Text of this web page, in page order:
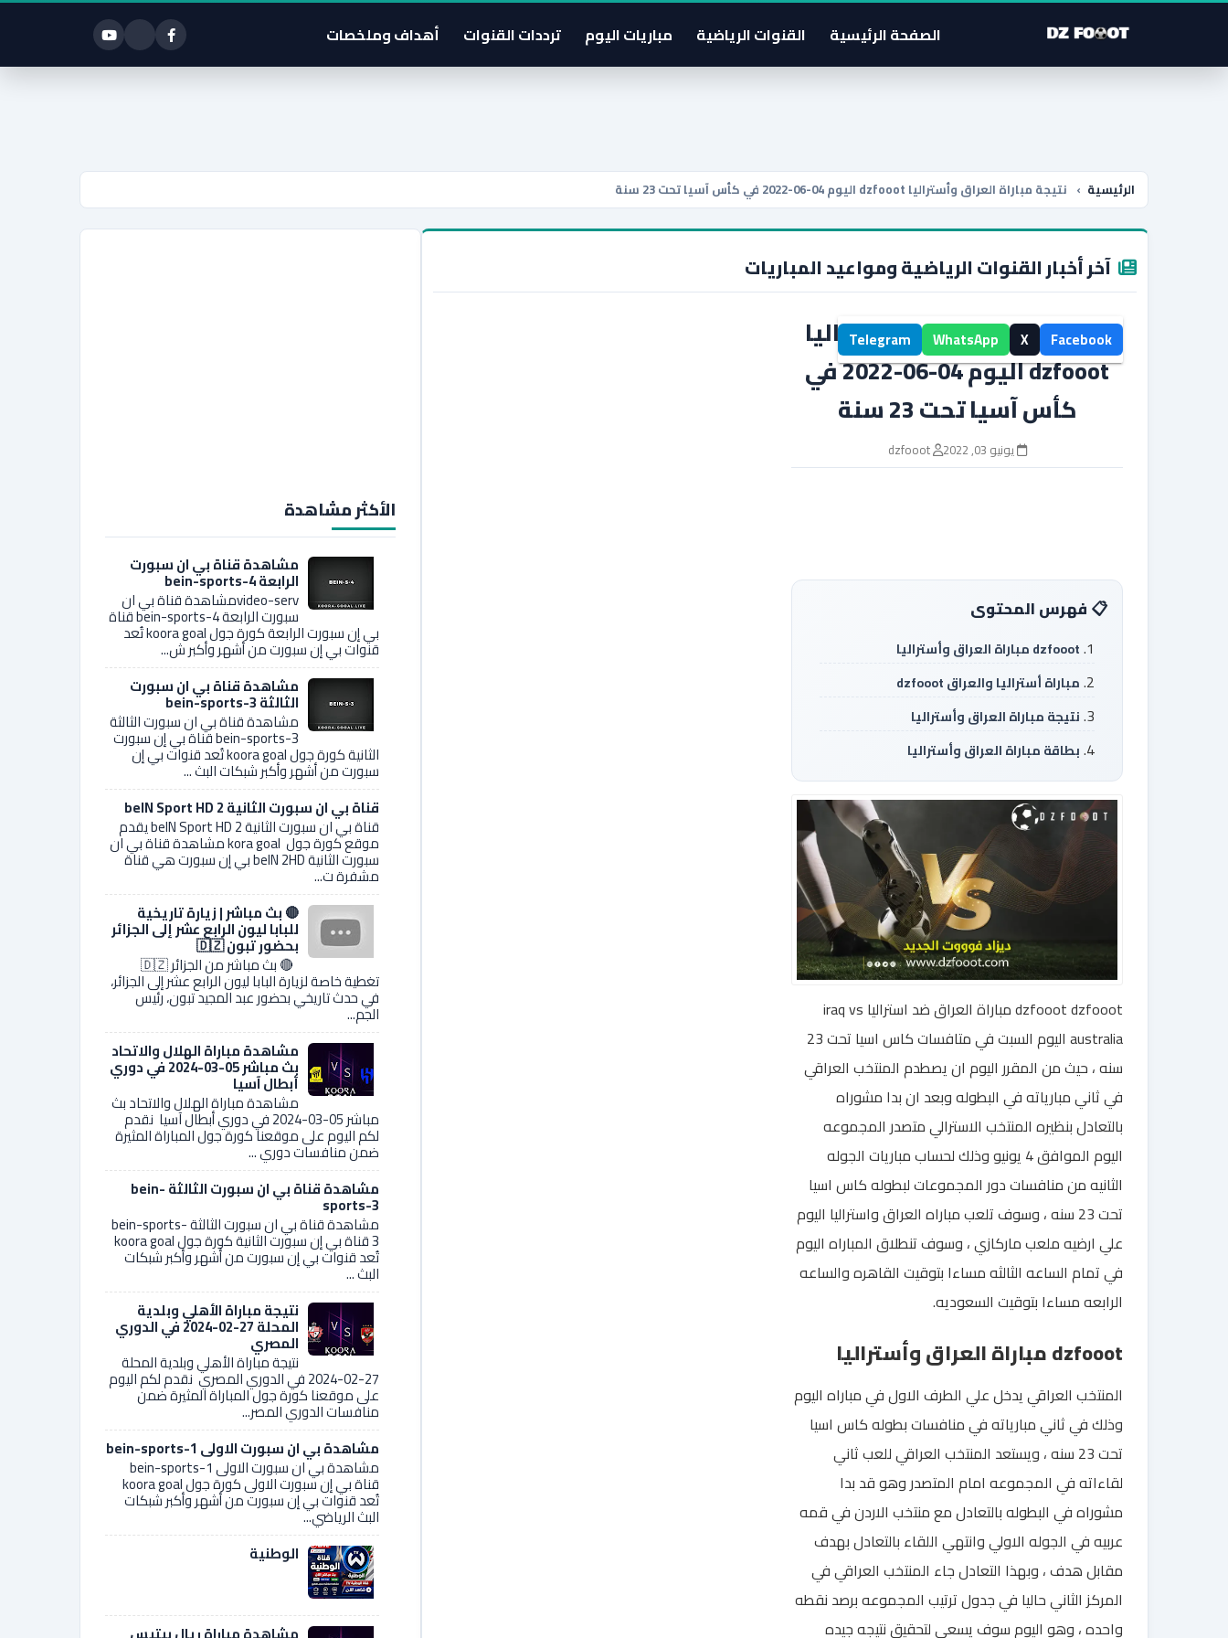
الصفحة الرئيسية القنوات الرياضية مباريات اليوم ترددات القنوات أهداف وملخصات
الرئيسية › نتيجة مباراة العراق وأستراليا dzfooot اليوم 04-06-2022 في كأس آسيا تحت 23 سنة
آخر أخبار القنوات الرياضية ومواعيد المباريات
نتيجة مباراة العراق وأستراليا
dzfooot اليوم 04-06-2022 في
كأس آسيا تحت 23 سنة
يونيو 03, 2022 dzfooot
فهرس المحتوى
dzfooot مباراة العراق وأستراليا
مباراة أستراليا والعراق dzfooot
نتيجة مباراة العراق وأستراليا
بطاقة مباراة العراق وأستراليا
dzfooot dzfooot مباراة العراق ضد استراليا iraq vs
australia اليوم السبت في متافسات كاس اسيا تحت 23
سنه ، حيث من المقرر اليوم ان يصطدم المنتخب العراقي
في ثاني مبارياته في البطوله وبعد ان بدا مشوراه
بالتعادل بنظيره المنتخب الاسترالي متصدر المجموعه
اليوم الموافق 4 يونيو وذلك لحساب مباريات الجوله
الثانيه من منافسات دور المجموعات لبطوله كاس اسيا
تحت 23 سنه ، وسوف تلعب مباراه العراق واستراليا اليوم
علي ارضيه ملعب ماركازي ، وسوف تنطلاق المباراه اليوم
في تمام الساعه الثالثه مساءا بتوقيت القاهره والساعه
الرابعه مساءا بتوقيت السعوديه.
dzfooot مباراة العراق وأستراليا
المنتخب العراقي يدخل علي الطرف الاول في مباراه اليوم
وذلك في ثاني مبارياته في منافسات بطوله كاس اسيا
تحت 23 سنه ، ويستعد المنتخب العراقي للعب ثاني
لقاءاته في المجموعه امام المتصدر وهو قد بدا
مشوراه في البطوله بالتعادل مع منتخب الاردن في قمه
عربيه في الجوله الاولي وانتهي اللقاء بالتعادل بهدف
مقابل هدف ، وبهذا التعادل جاء المنتخب العراقي في
المركز الثاني حاليا في جدول ترتيب المجموعه برصد نقطه
واحده ، وهو اليوم سوف يسعي لتحقيق نتيجه جيده
Facebook
X
WhatsApp
Telegram
الأكثر مشاهدة
مشاهدة قناة بي ان سبورت
الرابعة bein-sports-4
video-servمشاهدة قناة بي ان
سبورت الرابعة bein-sports-4 قناة
بي إن سبورت الرابعة كورة جول koora goal تُعد
قنوات بي إن سبورت من أشهر وأكبر ش...
مشاهدة قناة بي ان سبورت
الثالثة bein-sports-3
مشاهدة قناة بي ان سبورت الثالثة
bein-sports-3 قناة بي إن سبورت
الثانية كورة جول koora goal تُعد قنوات بي إن
سبورت من أشهر وأكبر شبكات البث ...
قناة بي ان سبورت الثانية 2 beIN Sport HD
قناة بي ان سبورت الثانية 2 beIN Sport HD يقدم
موقع كورة جول kora goal مشاهدة قناة بي ان
سبورت الثانية beIN 2HD بي إن سبورت هي قناة
مشفرة ت...
🔴 بث مباشر | زيارة تاريخية
للبابا ليون الرابع عشر إلى الجزائر
بحضور تبون 🇩🇿
🔴 بث مباشر من الجزائر 🇩🇿
تغطية خاصة لزيارة البابا ليون الرابع عشر إلى الجزائر،
في حدث تاريخي بحضور عبد المجيد تبون، رئيس
الجم...
مشاهدة مباراة الهلال والاتحاد
بث مباشر 05-03-2024 في دوري
أبطال آسيا
مشاهدة مباراة الهلال والاتحاد بث
مباشر 05-03-2024 في دوري أبطال آسيا نقدم
لكم اليوم على موقعنا كورة جول المباراة المثيرة
ضمن منافسات دوري ...
مشاهدة قناة بي ان سبورت الثالثة bein-
sports-3
مشاهدة قناة بي ان سبورت الثالثة bein-sports-
3 قناة بي إن سبورت الثانية كورة جول koora goal
تُعد قنوات بي إن سبورت من أشهر وأكبر شبكات
البث ...
نتيجة مباراة الأهلي وبلدية
المحلة 27-02-2024 في الدوري
المصري
نتيجة مباراة الأهلي وبلدية المحلة
27-02-2024 في الدوري المصري نقدم لكم اليوم
على موقعنا كورة جول المباراة المثيرة ضمن
منافسات الدوري المصر...
مشاهدة بي ان سبورت الاولى bein-sports-1
مشاهدة بي ان سبورت الاولى bein-sports-1
قناة بي إن سبورت الاولى كورة جول koora goal
تُعد قنوات بي إن سبورت من أشهر وأكبر شبكات
البث الرياضي...
الوطنية